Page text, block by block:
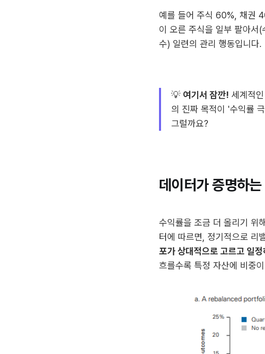
예를 들어 주식 60%, 채권
이 오른 주식을 일부 팔아서
수) 일련의 관리 행동입니다.
💡 여기서 잠깐! 세계적
의 진짜 목적이 '수익률
그럴까요?
데이터가 증명하
수익률을 조금 더 올리기 위
터에 따르면, 정기적으로 리
포가 상대적으로 고르고 일정
흐를수록 특정 자산에 비중